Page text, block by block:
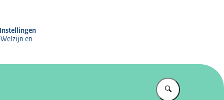
en
Vul in wat u